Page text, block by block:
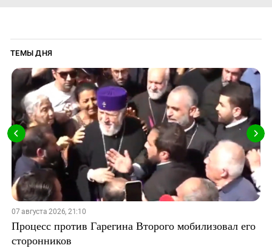
ТЕМЫ ДНЯ
07 августа 2026, 21:10
Процесс против Гарегина Второго мобилизовал его
сторонников